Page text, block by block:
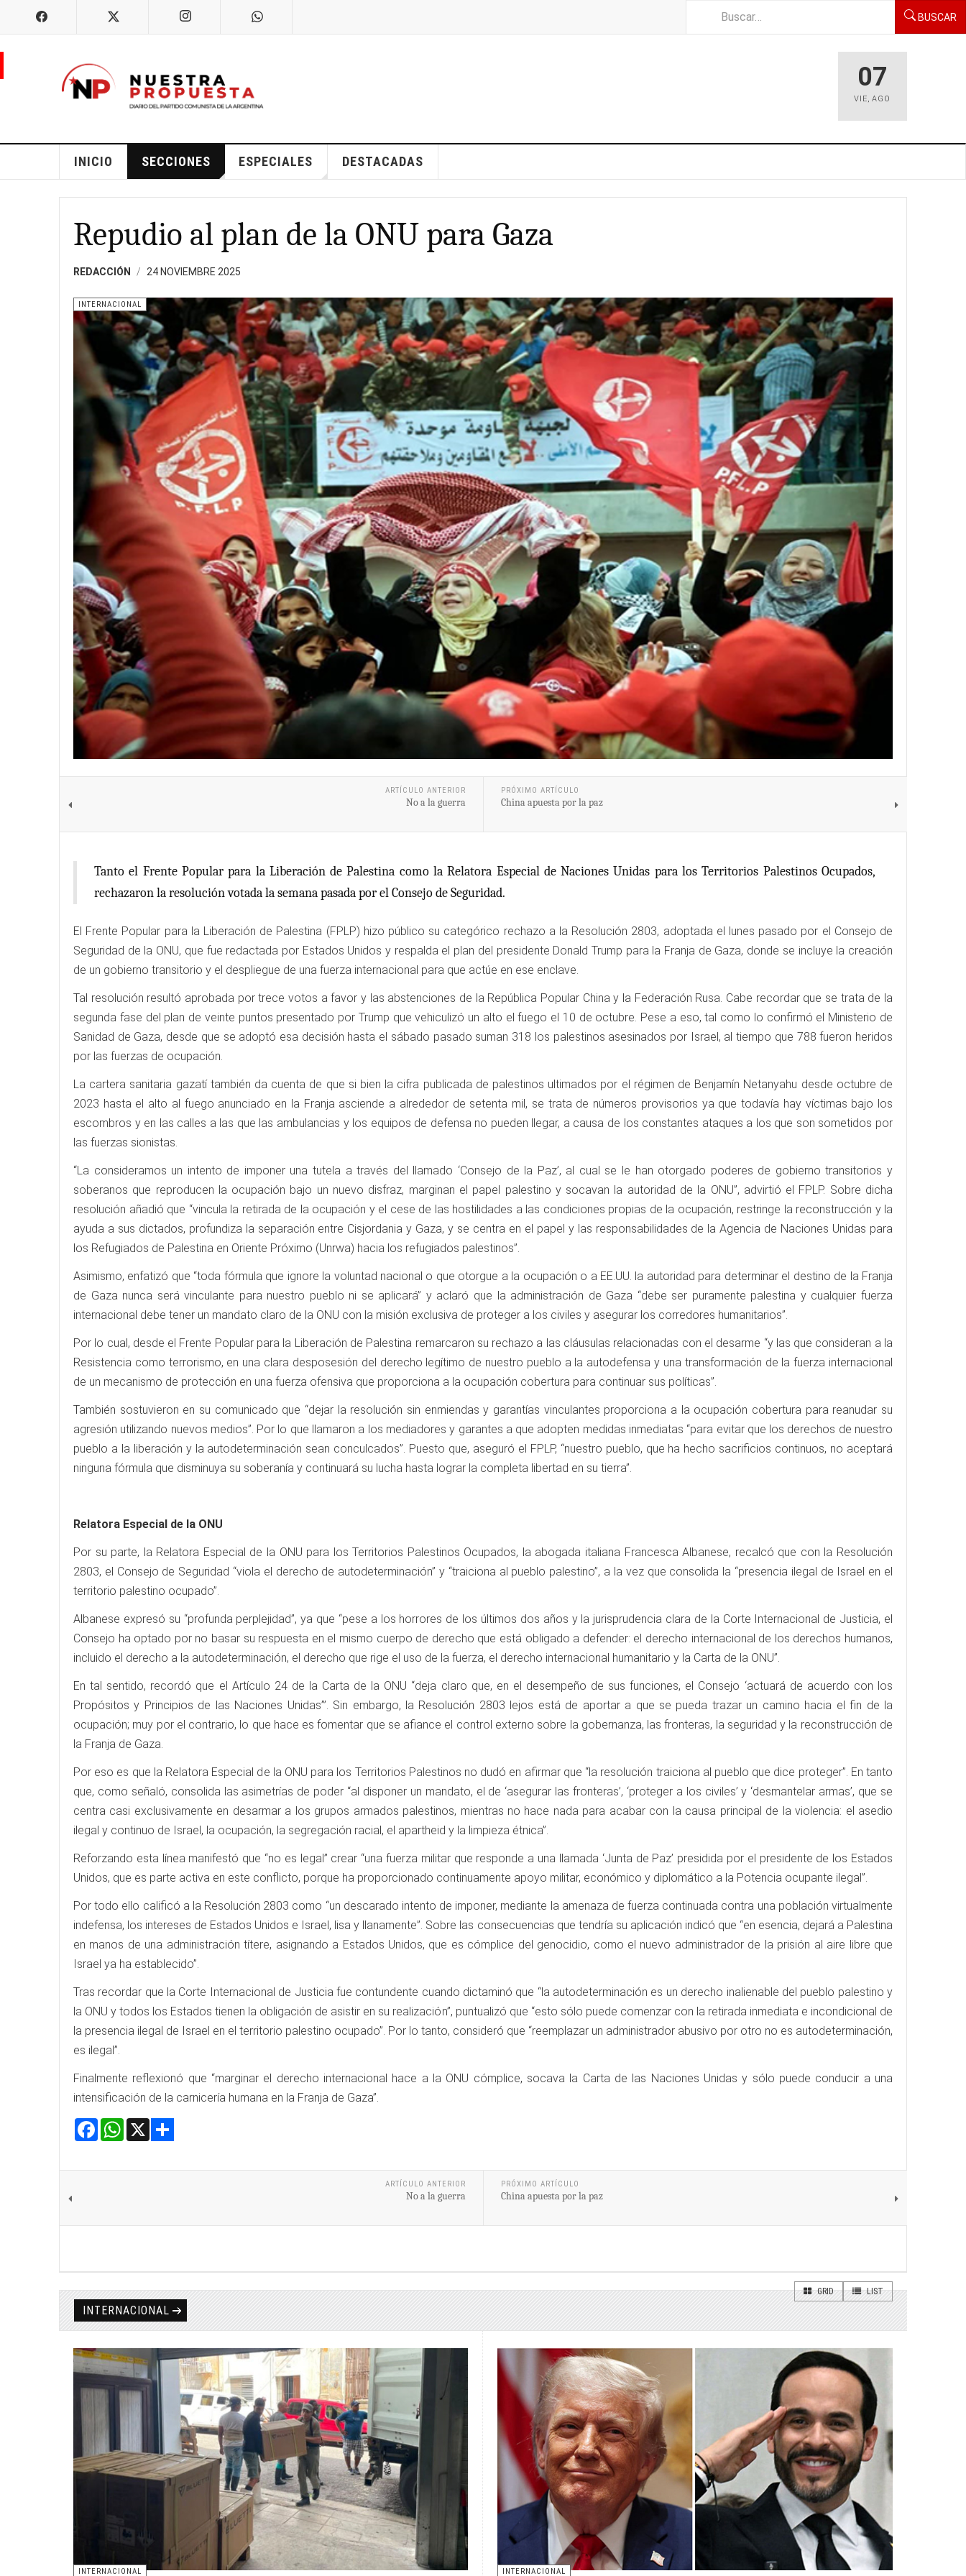
BUSCAR
07
VIE,AGO
INICIO SECCIONES ESPECIALES DESTACADAS
Repudio al plan de la ONU para Gaza
REDACCIÓN 24 NOVIEMBRE 2025
INTERNACIONAL
ARTÍCULO ANTERIOR
No a la guerra
PRÓXIMO ARTÍCULO
China apuesta por la paz
Tanto el Frente Popular para la Liberación de Palestina como la Relatora Especial de Naciones Unidas para los Territorios Palestinos Ocupados,
rechazaron la resolución votada la semana pasada por el Consejo de Seguridad.
El Frente Popular para la Liberación de Palestina (FPLP) hizo público su categórico rechazo a la Resolución 2803, adoptada el lunes pasado por el Consejo de
Seguridad de la ONU, que fue redactada por Estados Unidos y respalda el plan del presidente Donald Trump para la Franja de Gaza, donde se incluye la creación
de un gobierno transitorio y el despliegue de una fuerza internacional para que actúe en ese enclave.
Tal resolución resultó aprobada por trece votos a favor y las abstenciones de la República Popular China y la Federación Rusa. Cabe recordar que se trata de la
segunda fase del plan de veinte puntos presentado por Trump que vehiculizó un alto el fuego el 10 de octubre. Pese a eso, tal como lo confirmó el Ministerio de
Sanidad de Gaza, desde que se adoptó esa decisión hasta el sábado pasado suman 318 los palestinos asesinados por Israel, al tiempo que 788 fueron heridos
por las fuerzas de ocupación.
La cartera sanitaria gazatí también da cuenta de que si bien la cifra publicada de palestinos ultimados por el régimen de Benjamín Netanyahu desde octubre de
2023 hasta el alto al fuego anunciado en la Franja asciende a alrededor de setenta mil, se trata de números provisorios ya que todavía hay víctimas bajo los
escombros y en las calles a las que las ambulancias y los equipos de defensa no pueden llegar, a causa de los constantes ataques a los que son sometidos por
las fuerzas sionistas.
“La consideramos un intento de imponer una tutela a través del llamado ‘Consejo de la Paz’, al cual se le han otorgado poderes de gobierno transitorios y
soberanos que reproducen la ocupación bajo un nuevo disfraz, marginan el papel palestino y socavan la autoridad de la ONU”, advirtió el FPLP. Sobre dicha
resolución añadió que “vincula la retirada de la ocupación y el cese de las hostilidades a las condiciones propias de la ocupación, restringe la reconstrucción y la
ayuda a sus dictados, profundiza la separación entre Cisjordania y Gaza, y se centra en el papel y las responsabilidades de la Agencia de Naciones Unidas para
los Refugiados de Palestina en Oriente Próximo (Unrwa) hacia los refugiados palestinos”.
Asimismo, enfatizó que “toda fórmula que ignore la voluntad nacional o que otorgue a la ocupación o a EE.UU. la autoridad para determinar el destino de la Franja
de Gaza nunca será vinculante para nuestro pueblo ni se aplicará” y aclaró que la administración de Gaza “debe ser puramente palestina y cualquier fuerza
internacional debe tener un mandato claro de la ONU con la misión exclusiva de proteger a los civiles y asegurar los corredores humanitarios”.
Por lo cual, desde el Frente Popular para la Liberación de Palestina remarcaron su rechazo a las cláusulas relacionadas con el desarme “y las que consideran a la
Resistencia como terrorismo, en una clara desposesión del derecho legítimo de nuestro pueblo a la autodefensa y una transformación de la fuerza internacional
de un mecanismo de protección en una fuerza ofensiva que proporciona a la ocupación cobertura para continuar sus políticas”.
También sostuvieron en su comunicado que “dejar la resolución sin enmiendas y garantías vinculantes proporciona a la ocupación cobertura para reanudar su
agresión utilizando nuevos medios”. Por lo que llamaron a los mediadores y garantes a que adopten medidas inmediatas “para evitar que los derechos de nuestro
pueblo a la liberación y la autodeterminación sean conculcados”. Puesto que, aseguró el FPLP, “nuestro pueblo, que ha hecho sacrificios continuos, no aceptará
ninguna fórmula que disminuya su soberanía y continuará su lucha hasta lograr la completa libertad en su tierra”.
Relatora Especial de la ONU
Por su parte, la Relatora Especial de la ONU para los Territorios Palestinos Ocupados, la abogada italiana Francesca Albanese, recalcó que con la Resolución
2803, el Consejo de Seguridad “viola el derecho de autodeterminación” y “traiciona al pueblo palestino”, a la vez que consolida la “presencia ilegal de Israel en el
territorio palestino ocupado”.
Albanese expresó su “profunda perplejidad”, ya que “pese a los horrores de los últimos dos años y la jurisprudencia clara de la Corte Internacional de Justicia, el
Consejo ha optado por no basar su respuesta en el mismo cuerpo de derecho que está obligado a defender: el derecho internacional de los derechos humanos,
incluido el derecho a la autodeterminación, el derecho que rige el uso de la fuerza, el derecho internacional humanitario y la Carta de la ONU”.
En tal sentido, recordó que el Artículo 24 de la Carta de la ONU “deja claro que, en el desempeño de sus funciones, el Consejo ‘actuará de acuerdo con los
Propósitos y Principios de las Naciones Unidas’”. Sin embargo, la Resolución 2803 lejos está de aportar a que se pueda trazar un camino hacia el fin de la
ocupación; muy por el contrario, lo que hace es fomentar que se afiance el control externo sobre la gobernanza, las fronteras, la seguridad y la reconstrucción de
la Franja de Gaza.
Por eso es que la Relatora Especial de la ONU para los Territorios Palestinos no dudó en afirmar que “la resolución traiciona al pueblo que dice proteger”. En tanto
que, como señaló, consolida las asimetrías de poder “al disponer un mandato, el de ‘asegurar las fronteras’, ‘proteger a los civiles’ y ‘desmantelar armas’, que se
centra casi exclusivamente en desarmar a los grupos armados palestinos, mientras no hace nada para acabar con la causa principal de la violencia: el asedio
ilegal y continuo de Israel, la ocupación, la segregación racial, el apartheid y la limpieza étnica”.
Reforzando esta línea manifestó que “no es legal” crear “una fuerza militar que responde a una llamada ‘Junta de Paz’ presidida por el presidente de los Estados
Unidos, que es parte activa en este conflicto, porque ha proporcionado continuamente apoyo militar, económico y diplomático a la Potencia ocupante ilegal”.
Por todo ello calificó a la Resolución 2803 como “un descarado intento de imponer, mediante la amenaza de fuerza continuada contra una población virtualmente
indefensa, los intereses de Estados Unidos e Israel, lisa y llanamente”. Sobre las consecuencias que tendría su aplicación indicó que “en esencia, dejará a Palestina
en manos de una administración títere, asignando a Estados Unidos, que es cómplice del genocidio, como el nuevo administrador de la prisión al aire libre que
Israel ya ha establecido”.
Tras recordar que la Corte Internacional de Justicia fue contundente cuando dictaminó que “la autodeterminación es un derecho inalienable del pueblo palestino y
la ONU y todos los Estados tienen la obligación de asistir en su realización”, puntualizó que “esto sólo puede comenzar con la retirada inmediata e incondicional de
la presencia ilegal de Israel en el territorio palestino ocupado”. Por lo tanto, consideró que “reemplazar un administrador abusivo por otro no es autodeterminación,
es ilegal”.
Finalmente reflexionó que “marginar el derecho internacional hace a la ONU cómplice, socava la Carta de las Naciones Unidas y sólo puede conducir a una
intensificación de la carnicería humana en la Franja de Gaza”.
Facebook
WhatsApp
ARTÍCULO ANTERIOR
No a la guerra
PRÓXIMO ARTÍCULO
China apuesta por la paz
GRID LIST
INTERNACIONAL
INTERNACIONAL INTERNACIONAL